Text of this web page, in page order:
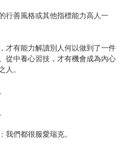
行善風格或其他指標能力高人一
才有能力解讀別人何以做到了一件
從中養心習技，才有機會成為內心
人。
我們都很服愛瑞克。